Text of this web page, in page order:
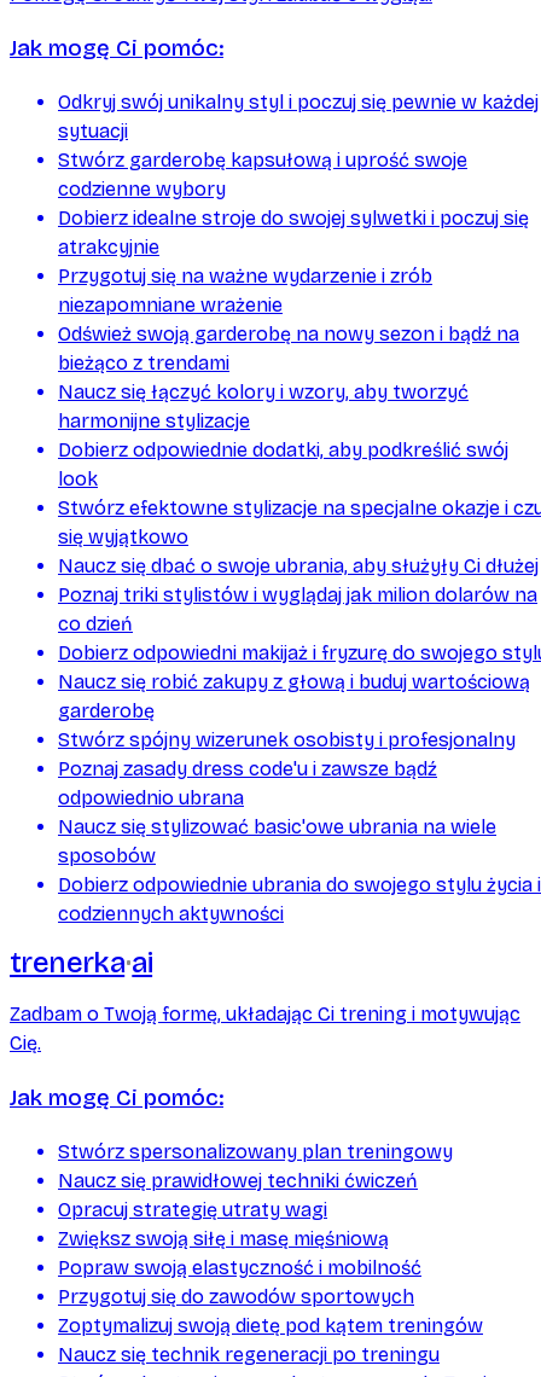
Jak mogę Ci pomóc:
Odkryj swój unikalny styl i poczuj się pewnie w każdej
sytuacji
Stwórz garderobę kapsułową i uprość swoje
codzienne wybory
Dobierz idealne stroje do swojej sylwetki i poczuj się
atrakcyjnie
Przygotuj się na ważne wydarzenie i zrób
niezapomniane wrażenie
Odśwież swoją garderobę na nowy sezon i bądź na
bieżąco z trendami
Naucz się łączyć kolory i wzory, aby tworzyć
harmonijne stylizacje
Dobierz odpowiednie dodatki, aby podkreślić swój
look
Stwórz efektowne stylizacje na specjalne okazje i
się wyjątkowo
Naucz się dbać o swoje ubrania, aby służyły Ci dłużej
Poznaj triki stylistów i wyglądaj jak milion dolarów na
co dzień
Dobierz odpowiedni makijaż i fryzurę do swojego
Naucz się robić zakupy z głową i buduj wartościową
garderobę
Stwórz spójny wizerunek osobisty i profesjonalny
Poznaj zasady dress code'u i zawsze bądź
odpowiednio ubrana
Naucz się stylizować basic'owe ubrania na wiele
sposobów
Dobierz odpowiednie ubrania do swojego stylu życia i
codziennych aktywności
trenerka ai
Zadbam o Twoją formę, układając Ci trening i motywując
Cię.
Jak mogę Ci pomóc:
Stwórz spersonalizowany plan treningowy
Naucz się prawidłowej techniki ćwiczeń
Opracuj strategię utraty wagi
Zwiększ swoją siłę i masę mięśniową
Popraw swoją elastyczność i mobilność
Przygotuj się do zawodów sportowych
Zoptymalizuj swoją dietę pod kątem treningów
Naucz się technik regeneracji po treningu